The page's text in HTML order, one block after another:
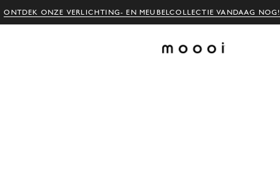
ONTDEK ONZE VERLICHTING- EN MEUBELCOLLECTIE VANDAAG NOG!